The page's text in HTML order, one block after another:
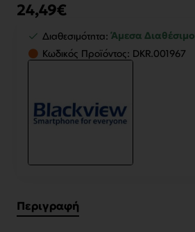
24,49€
Διαθεσιμότητα: Άμεσα Διαθέσιμο
Κωδικός Προϊόντος: DKR.001967
Περιγραφή